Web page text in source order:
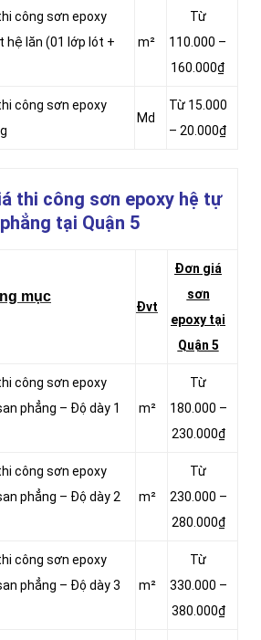
công sơn epoxy
lăn (01 lớp lót +
m²
Từ
110.000 –
160.000₫
công sơn epoxy
Md
Từ 15.000
– 20.000₫
thi công sơn epoxy hệ tự
tại Quận 5
mục
Đvt
Đơn giá
sơn
epoxy tại
Quận 5
công sơn epoxy
phẳng – Độ dày 1
m²
Từ
180.000 –
230.000₫
công sơn epoxy
phẳng – Độ dày 2
m²
Từ
230.000 –
280.000₫
công sơn epoxy
phẳng – Độ dày 3
m²
Từ
330.000 –
380.000₫